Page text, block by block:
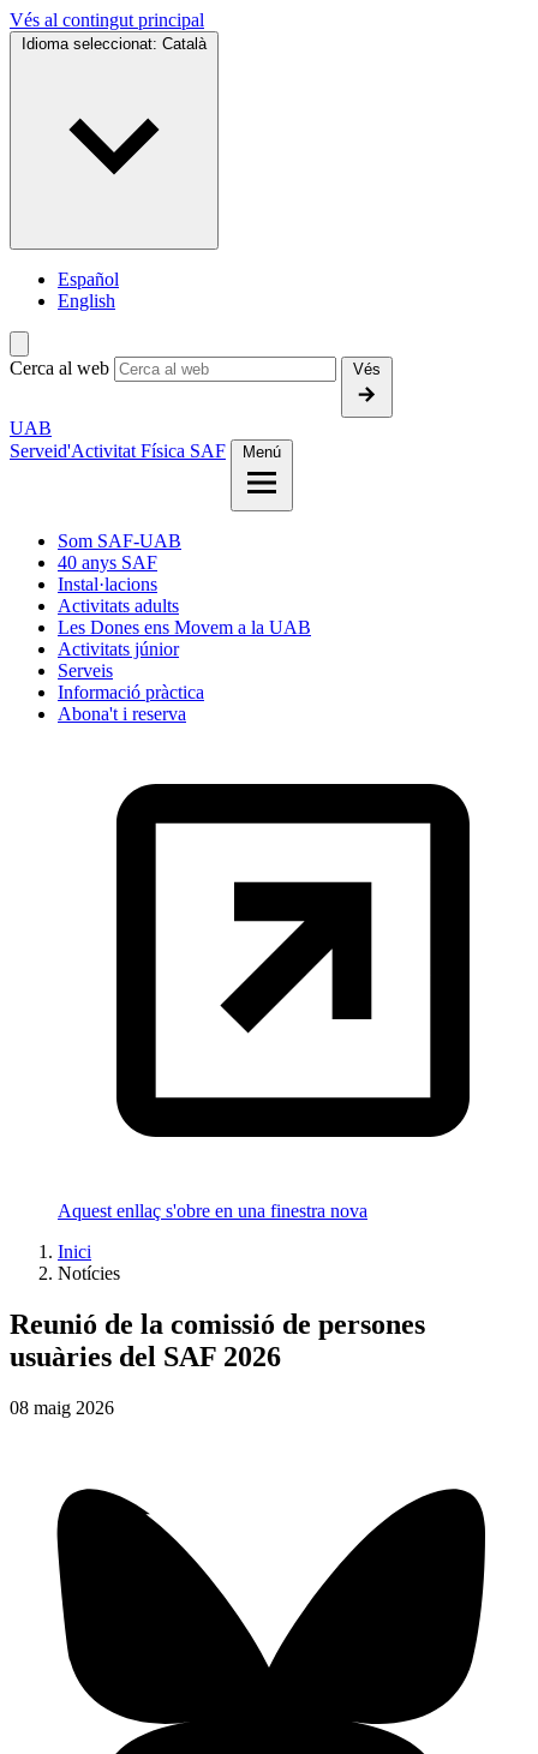
Vés al contingut principal
Idioma seleccionat: Català
Español
English
Cerca al web Vés
UAB
Serveid'Activitat Física SAF Menú
Som SAF-UAB
40 anys SAF
Instal·lacions
Activitats adults
Les Dones ens Movem a la UAB
Activitats júnior
Serveis
Informació pràctica
Abona't i reserva
Aquest enllaç s'obre en una finestra nova
Inici
Notícies
Reunió de la comissió de persones
usuàries del SAF 2026
08 maig 2026